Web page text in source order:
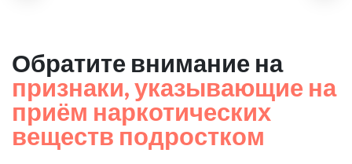
Обратите внимание на
признаки, указывающие на
приём наркотических
веществ подростком